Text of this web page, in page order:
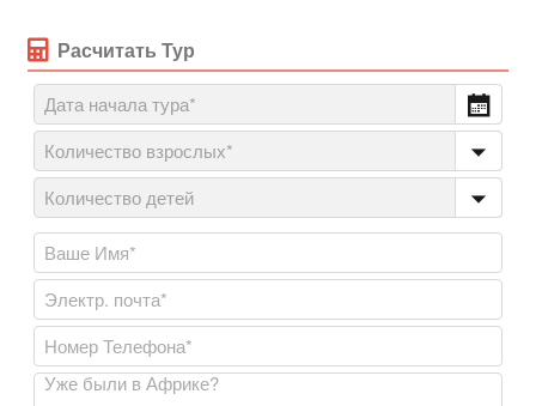
Расчитать Тур